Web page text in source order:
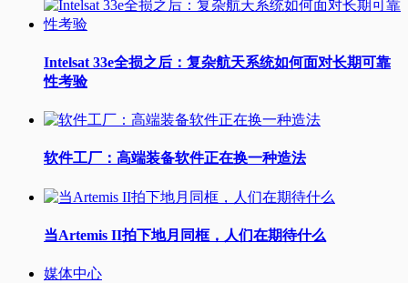
Intelsat 33e全损之后：复杂航天系统如何面对长期可靠
性考验
软件工厂：高端装备软件正在换一种造法
当Artemis II拍下地月同框，人们在期待什么
媒体中心